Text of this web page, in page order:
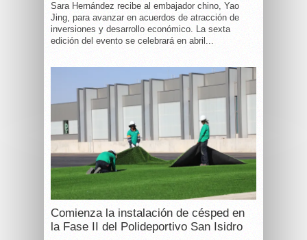
Sara Hernández recibe al embajador chino, Yao
Jing, para avanzar en acuerdos de atracción de
inversiones y desarrollo económico. La sexta
edición del evento se celebrará en abril...
Comienza la instalación de césped en
la Fase II del Polideportivo San Isidro